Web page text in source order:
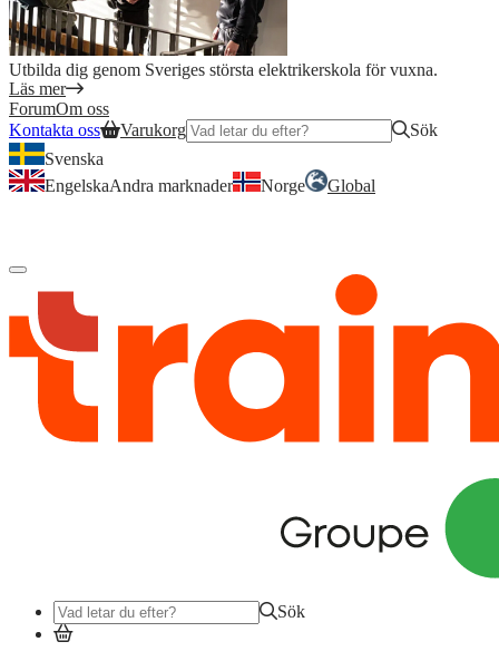
Utbilda dig genom Sveriges största elektrikerskola för vuxna.
Läs mer
ForumOm oss
Kontakta oss
Varukorg
Sök
Svenska
EngelskaAndra marknader Norge
Global
Sök